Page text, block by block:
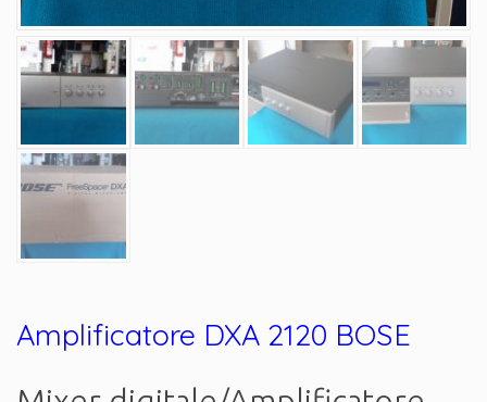
Amplificatore DXA 2120 BOSE